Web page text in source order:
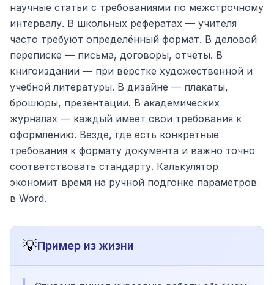
научные статьи с требованиями по межстрочному
интервалу. В школьных рефератах — учителя
часто требуют определённый формат. В деловой
переписке — письма, договоры, отчёты. В
книгоиздании — при вёрстке художественной и
учебной литературы. В дизайне — плакаты,
брошюры, презентации. В академических
журналах — каждый имеет свои требования к
оформлению. Везде, где есть конкретные
требования к формату документа и важно точно
соответствовать стандарту. Калькулятор
экономит время на ручной подгонке параметров
в Word.
💡Пример из жизни